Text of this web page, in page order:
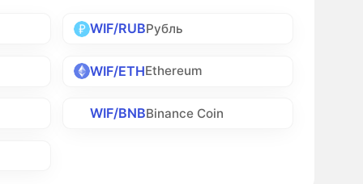
WIF/RUBРубль
WIF/ETHEthereum
WIF/BNBBinance Coin